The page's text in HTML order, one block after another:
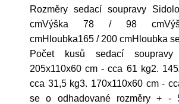
Rozměry sedací soupravy
cmVýška 78 / 98
cmHloubka165 / 200 cmHloubka
Počet kusů sedací
205x110x60 cm - cca 61 kg2.
cca 31,5 kg3. 170x110x60 cm -
se o odhadované rozměry +